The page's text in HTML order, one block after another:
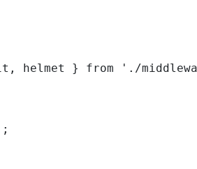
helmet } from './